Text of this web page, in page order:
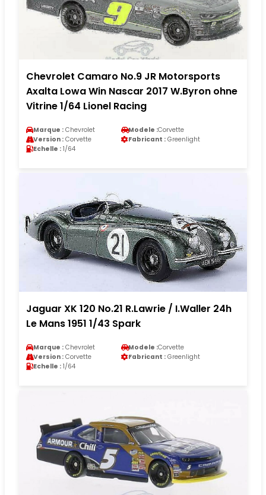
Chevrolet Camaro No.9 JR Motorsports
Axalta Lowa Win Nascar 2017 W.Byron ohne
Vitrine 1/64 Lionel Racing
Marque : Chevrolet Modele :Corvette
Version : Corvette Fabricant : Greenlight
Echelle : 1/64
Jaguar XK 120 No.21 R.Lawrie / I.Waller 24h
Le Mans 1951 1/43 Spark
Marque : Chevrolet Modele :Corvette
Version : Corvette Fabricant : Greenlight
Echelle : 1/64